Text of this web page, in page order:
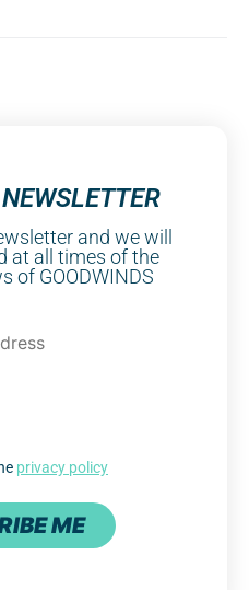
and we will
at all times of the
of GOODWINDS
privacy policy
ME